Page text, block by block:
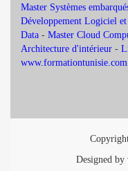
Master Systèmes
Développement Logiciel
Data - Master Cloud
Architecture d'intérieur -
www.formationtunisie.com
Designed by